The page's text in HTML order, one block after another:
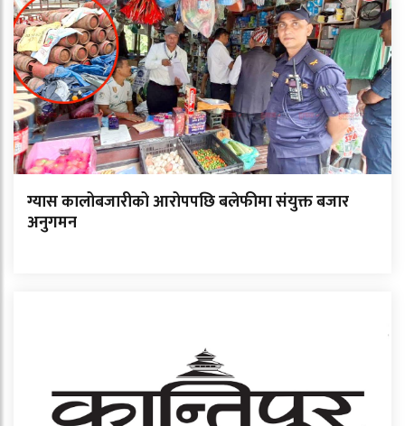
ग्यास कालोबजारीको आरोपपछि बलेफीमा संयुक्त बजार
अनुगमन